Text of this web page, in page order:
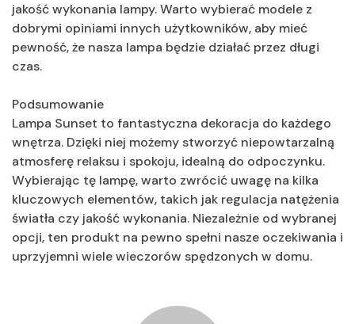
jakość wykonania lampy. Warto wybierać modele z
dobrymi opiniami innych użytkowników, aby mieć
pewność, że nasza lampa będzie działać przez długi
czas.
Podsumowanie
Lampa Sunset to fantastyczna dekoracja do każdego
wnętrza. Dzięki niej możemy stworzyć niepowtarzalną
atmosferę relaksu i spokoju, idealną do odpoczynku.
Wybierając tę lampę, warto zwrócić uwagę na kilka
kluczowych elementów, takich jak regulacja natężenia
światła czy jakość wykonania. Niezależnie od wybranej
opcji, ten produkt na pewno spełni nasze oczekiwania i
uprzyjemni wiele wieczorów spędzonych w domu.